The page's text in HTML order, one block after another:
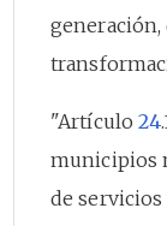
generación,
"Artículo 24
municipios
de servicios